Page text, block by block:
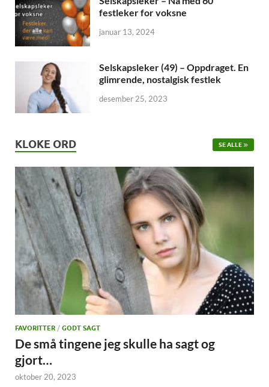
festleker for voksne
januar 13, 2024
Selskapsleker (49) – Oppdraget. En
glimrende, nostalgisk festlek
desember 25, 2023
KLOKE ORD SE ALLE
FAVORITTER / GODT SAGT
De små tingene jeg skulle ha sagt og
gjort…
oktober 20, 2023